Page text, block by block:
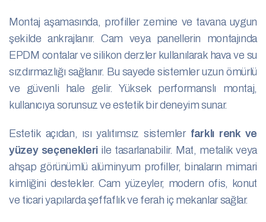
Montaj aşamasında, profiller zemine ve tavana uygun
şekilde ankrajlanır. Cam veya panellerin montajında
EPDM contalar ve silikon derzler kullanılarak hava ve su
sızdırmazlığı sağlanır. Bu sayede sistemler uzun ömürlü
ve güvenli hale gelir. Yüksek performanslı montaj,
kullanıcıya sorunsuz ve estetik bir deneyim sunar.
Estetik açıdan, ısı yalıtımsız sistemler farklı renk ve
yüzey seçenekleriile tasarlanabilir. Mat, metalik veya
ahşap görünümlü alüminyum profiller, binaların mimari
kimliğini destekler. Cam yüzeyler, modern ofis, konut
ve ticari yapılarda şeffaflık ve ferah iç mekanlar sağlar.